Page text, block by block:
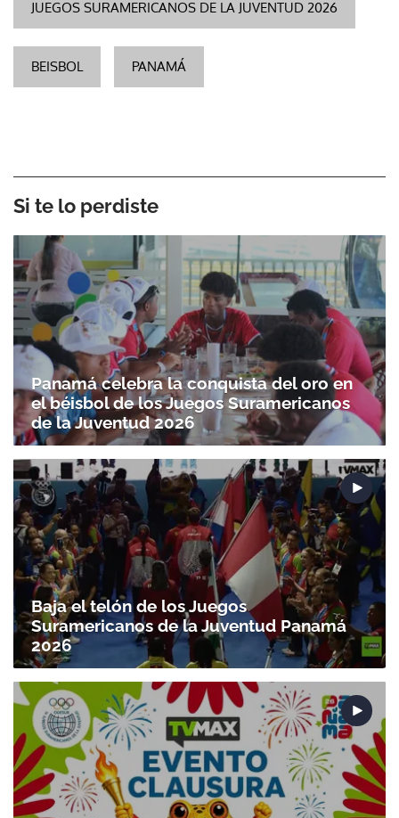
JUEGOS SURAMERICANOS DE LA JUVENTUD 2026
BEISBOL PANAMÁ
Si te lo perdiste
Panamá celebra la conquista del oro en
el béisbol de los Juegos Suramericanos
de la Juventud 2026
Baja el telón de los Juegos
Suramericanos de la Juventud Panamá
2026